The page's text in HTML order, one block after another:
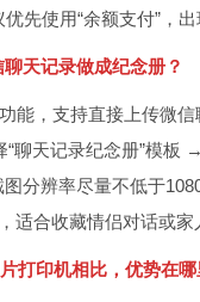
先使用“余额支付”，
天记录做成纪念册？
能，支持直接上传微
“聊天记录纪念册”模
分辨率尽量不低于
适合收藏情侣对话或家
打印机相比，优势在哪